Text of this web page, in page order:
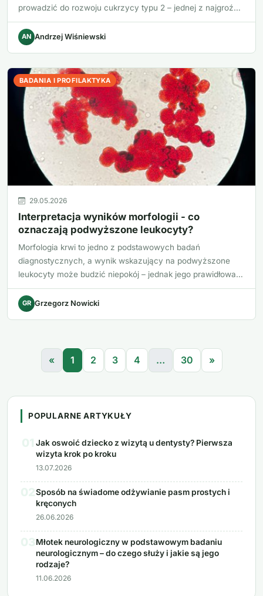
prowadzić do rozwoju cukrzycy typu 2 – jednej z najgroź…
AN Andrzej Wiśniewski
BADANIA I PROFILAKTYKA
29.05.2026
Interpretacja wyników morfologii - co
oznaczają podwyższone leukocyty?
Morfologia krwi to jedno z podstawowych badań
diagnostycznych, a wynik wskazujący na podwyższone
leukocyty może budzić niepokój – jednak jego prawidłowa
interp…
GR Grzegorz Nowicki
« 1 2 3 4 … 30 »
POPULARNE ARTYKUŁY
Jak oswoić dziecko z wizytą u dentysty? Pierwsza
wizyta krok po kroku
13.07.2026
Sposób na świadome odżywianie pasm prostych i
kręconych
26.06.2026
Młotek neurologiczny w podstawowym badaniu
neurologicznym – do czego służy i jakie są jego
rodzaje?
11.06.2026